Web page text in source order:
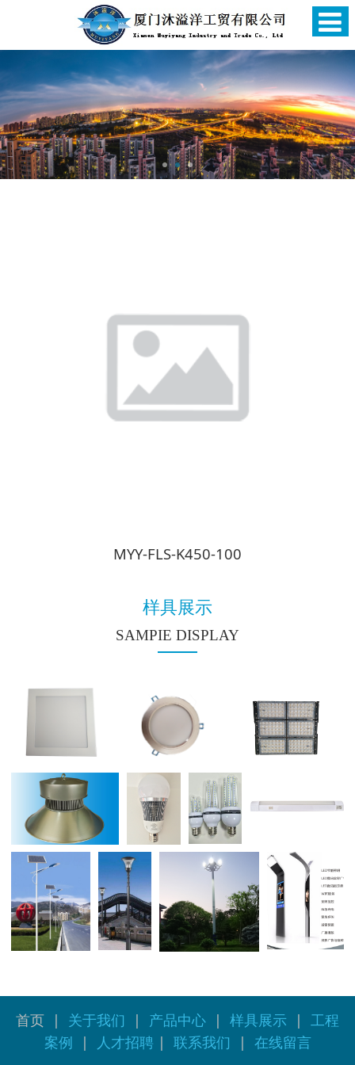
MYY-FLS-K450-100
样具展示
SAMPIE DISPLAY
首页 | 关于我们 | 产品中心 | 样具展示 | 工程
案例 | 人才招聘 | 联系我们 | 在线留言